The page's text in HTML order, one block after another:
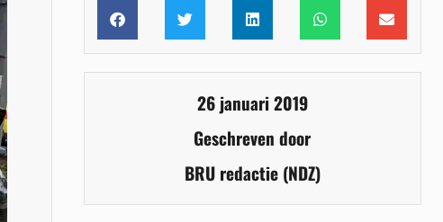
26 januari 2019
Geschreven door
BRU redactie (NDZ)